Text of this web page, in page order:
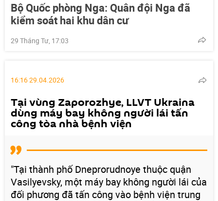
Bộ Quốc phòng Nga: Quân đội Nga đã
kiểm soát hai khu dân cư
29 Tháng Tư, 17:03
16:16 29.04.2026
Tại vùng Zaporozhye, LLVT Ukraina
dùng máy bay không người lái tấn
công tòa nhà bệnh viện
"Tại thành phố Dneprorudnoye thuộc quận
Vasilyevsky, một máy bay không người lái của
đối phương đã tấn công vào bệnh viện trung